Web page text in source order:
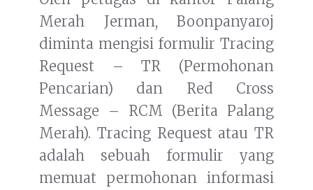
Merah Jerman, Boonpanyaroj
diminta mengisi formulir Tracing
Request – TR (Permohonan
Pencarian) dan Red Cross
Message – RCM (Berita Palang
Merah). Tracing Request atau TR
adalah sebuah formulir yang
memuat permohonan informasi